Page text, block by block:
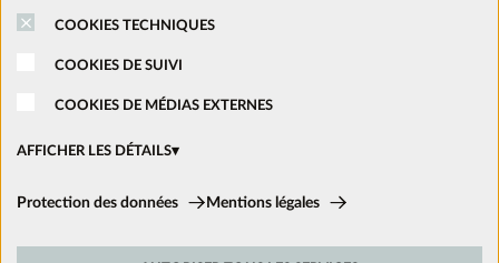
COOKIES TECHNIQUES
COOKIES DE SUIVI
COOKIES DE MÉDIAS EXTERNES
AFFICHER LES DÉTAILS
Cookies techniques:
Protection des données Mentions légales
Nous rejoindre